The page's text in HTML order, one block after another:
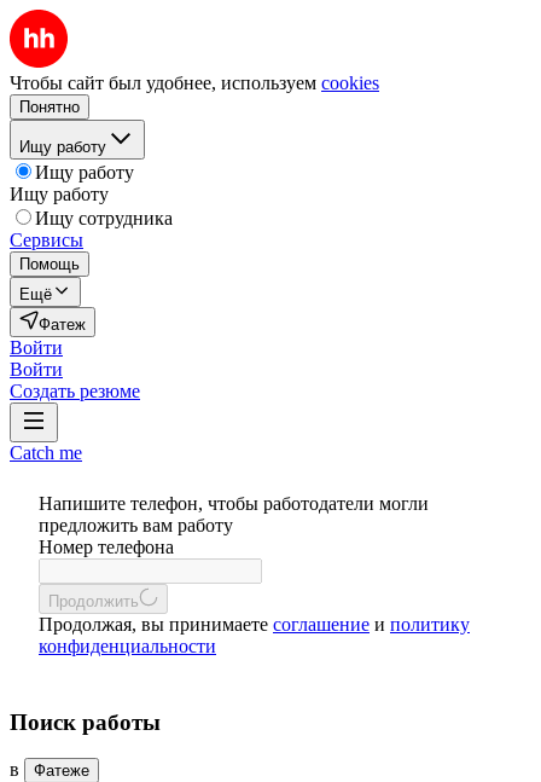
Чтобы сайт был удобнее, используем cookies
Понятно
Ищу работу
Ищу работу
Ищу работу
Ищу сотрудника
Сервисы
Помощь
Ещё
Фатеж
Войти
Войти
Создать резюме
Catch me
Напишите телефон, чтобы работодатели могли
предложить вам работу
Номер телефона
Продолжить
Продолжая, вы принимаете соглашение и политику
конфиденциальности
Поиск работы
в Фатеже